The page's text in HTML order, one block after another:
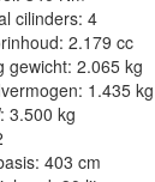
cilinders: 4
2.179 cc
gewicht: 2.065 kg
1.435 kg
3.500 kg
403 cm